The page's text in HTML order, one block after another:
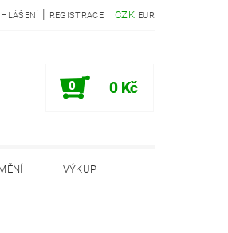
CZK EUR
| REGISTRACE
0 0 Kč
VÝKUP